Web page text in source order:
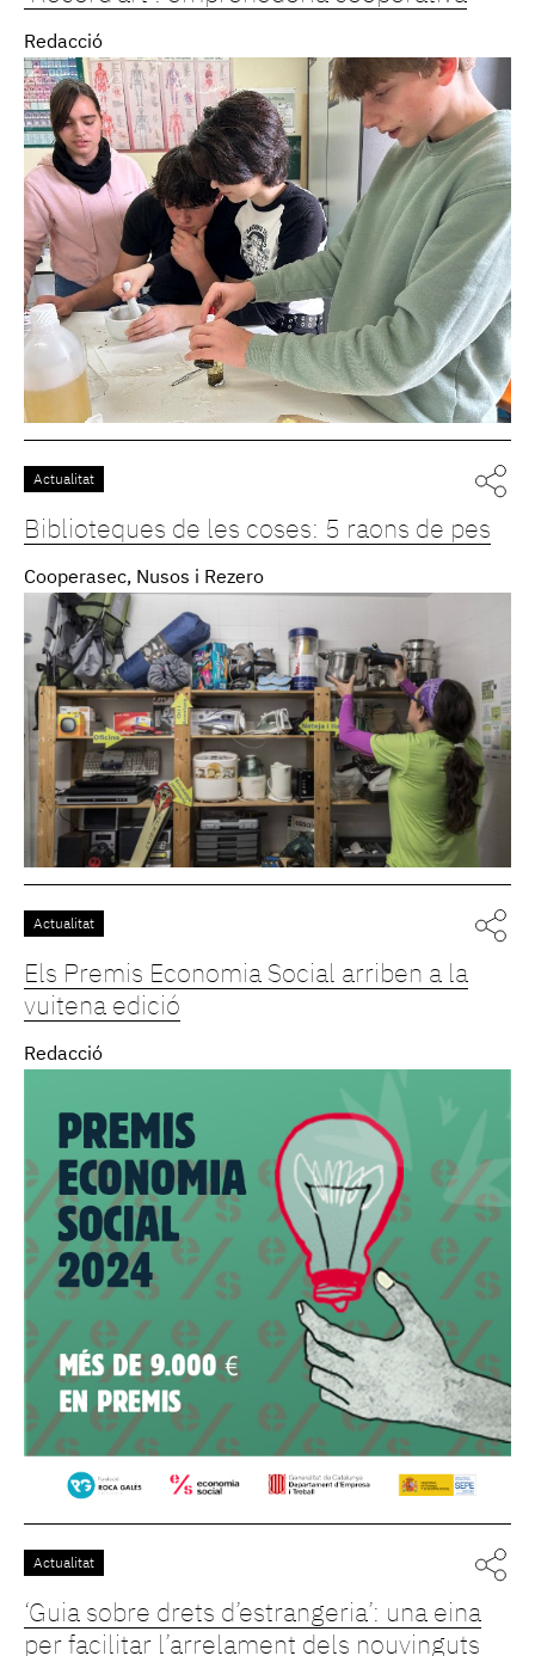
Redacció
Actualitat
Biblioteques de les coses: 5 raons de pes
Cooperasec, Nusos i Rezero
Actualitat
Els Premis Economia Social arriben a la
vuitena edició
Redacció
Actualitat
‘Guia sobre drets d’estrangeria’: una eina
per facilitar l’arrelament dels nouvinguts